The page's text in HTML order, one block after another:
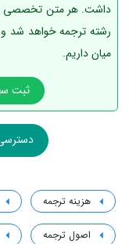
داشت. هر متن تخصصی
رشته ترجمه خواهد شد
میان داریم.
ثبت
هزینه ترجمه
اصول ترجمه